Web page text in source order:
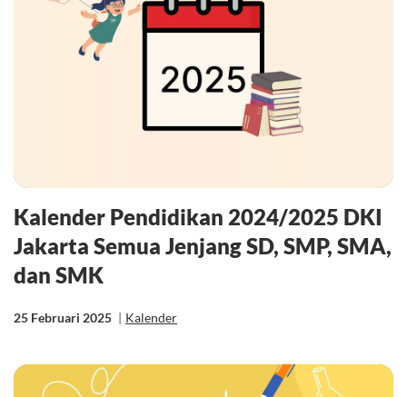
Kalender Pendidikan 2024/2025 DKI
Jakarta Semua Jenjang SD, SMP, SMA,
dan SMK
25 Februari 2025 | Kalender